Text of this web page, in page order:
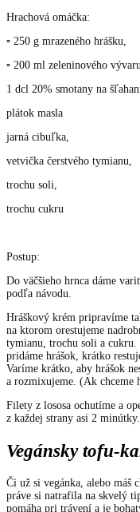
Hrachová omáčka:
▫ 250 g mrazeného hrášku,
▫ 200 ml zeleninového vývaru,
1 dcl 20% smotany na
plátok masla
jarná cibuľka,
vetvička čerstvého tymianu,
trochu soli,
trochu cukru
Postup:
Do väčšieho hrnca dáme
podľa návodu.
Hráškový krém pripravíme
na ktorom orestujeme
tymianu, trochu soli a cukru.
pridáme hrášok, krátko
Varíme krátko, aby hrášok
a rozmixujeme. (Ak chceme
Filety z lososa ochutíme a
z každej strany asi 2
Vegánsky tofu-
Či už si vegánka, alebo máš
práve si natrafila na skvelý
pomáha pri trávení a je